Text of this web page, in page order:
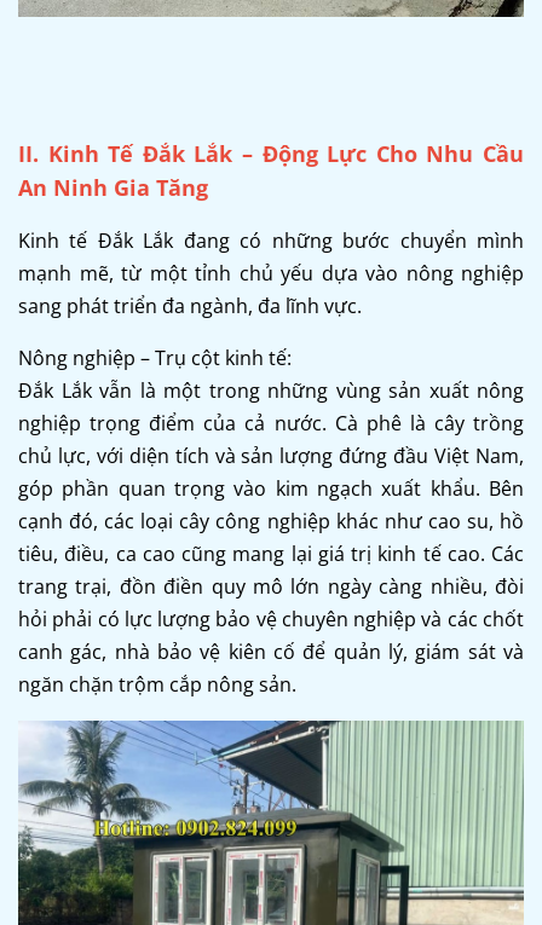
II. Kinh Tế Đắk Lắk – Động Lực Cho Nhu Cầu
An Ninh Gia Tăng
Kinh tế Đắk Lắk đang có những bước chuyển mình
mạnh mẽ, từ một tỉnh chủ yếu dựa vào nông nghiệp
sang phát triển đa ngành, đa lĩnh vực.
Nông nghiệp – Trụ cột kinh tế:
Đắk Lắk vẫn là một trong những vùng sản xuất nông
nghiệp trọng điểm của cả nước. Cà phê là cây trồng
chủ lực, với diện tích và sản lượng đứng đầu Việt Nam,
góp phần quan trọng vào kim ngạch xuất khẩu. Bên
cạnh đó, các loại cây công nghiệp khác như cao su, hồ
tiêu, điều, ca cao cũng mang lại giá trị kinh tế cao. Các
trang trại, đồn điền quy mô lớn ngày càng nhiều, đòi
hỏi phải có lực lượng bảo vệ chuyên nghiệp và các chốt
canh gác, nhà bảo vệ kiên cố để quản lý, giám sát và
ngăn chặn trộm cắp nông sản.